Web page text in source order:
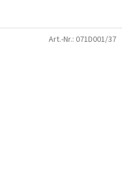
Art.-Nr.: 071D001/37